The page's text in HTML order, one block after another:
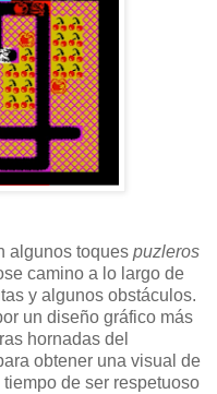
algunos toques puzleros
camino a lo largo de
y algunos obstáculos.
un diseño gráfico más
hornadas del
obtener una visual de
de ser respetuoso